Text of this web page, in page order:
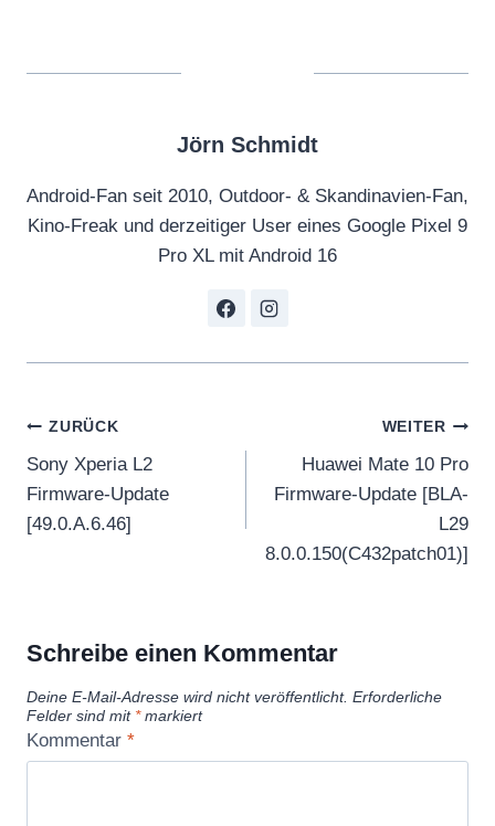
Jörn Schmidt
Android-Fan seit 2010, Outdoor- & Skandinavien-Fan,
Kino-Freak und derzeitiger User eines Google Pixel 9
Pro XL mit Android 16
Beitragsnavigation
ZURÜCK
Sony Xperia L2
Firmware-Update
[49.0.A.6.46]
WEITER
Huawei Mate 10 Pro
Firmware-Update [BLA-
L29
8.0.0.150(C432patch01)]
Schreibe einen Kommentar
Deine E-Mail-Adresse wird nicht veröffentlicht. Erforderliche
Felder sind mit *markiert
Kommentar *